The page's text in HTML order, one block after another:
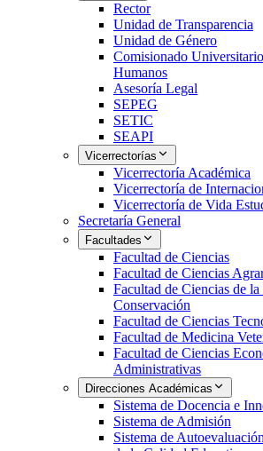
Rector
Unidad de Transparencia
Unidad de Género
Comisionado
Humanos
Asesoría Legal
SEPEG
SETIC
SEAPI
Vicerrectorías
Vicerrectoría Académica
Vicerrectoría de
Vicerrectoría de Vida
Secretaría General
Facultades
Facultad de Ciencias
Facultad de Ciencias
Facultad de Ciencias de
Conservación
Facultad de Ciencias
Facultad de Medicina
Facultad de Ciencias
Administrativas
Direcciones Académicas
Sistema de Docencia e
Sistema de Admisión
Sistema de